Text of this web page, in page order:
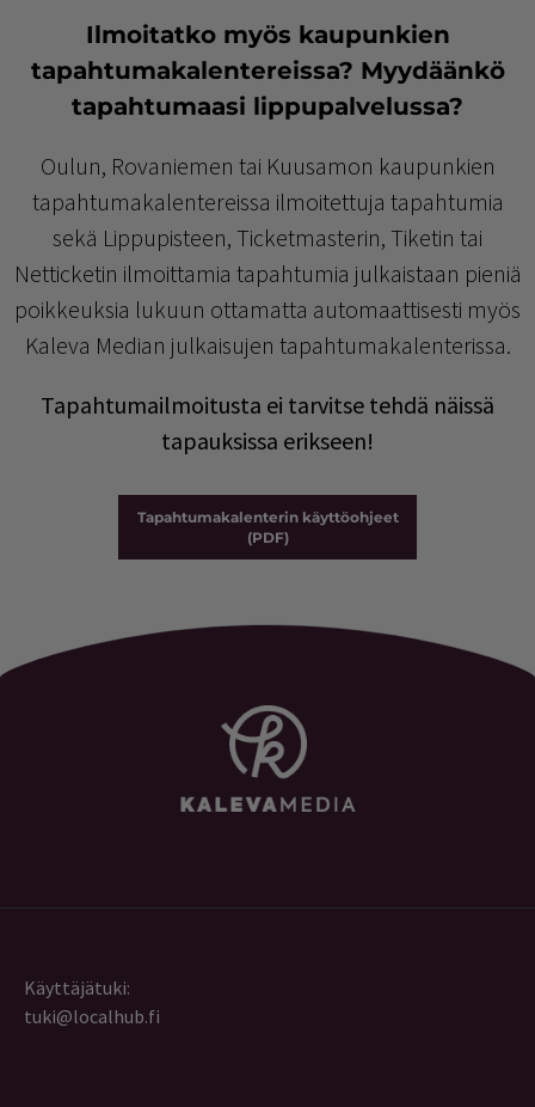
Ilmoitatko myös kaupunkien
tapahtumakalentereissa? Myydäänkö
tapahtumaasi lippupalvelussa?
Oulun, Rovaniemen tai Kuusamon kaupunkien
tapahtumakalentereissa ilmoitettuja tapahtumia
sekä Lippupisteen, Ticketmasterin, Tiketin tai
Netticketin ilmoittamia tapahtumia julkaistaan pieniä
poikkeuksia lukuun ottamatta automaattisesti myös
Kaleva Median julkaisujen tapahtumakalenterissa.
Tapahtumailmoitusta ei tarvitse tehdä näissä
tapauksissa erikseen!
Tapahtumakalenterin käyttöohjeet
(PDF)
Käyttäjätuki:
tuki@localhub.fi